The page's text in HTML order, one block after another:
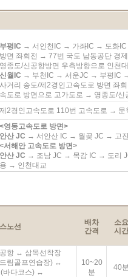
부평IC → 서인천IC → 가좌IC → 도화IC
방면 좌회전 → 77번 국도 남동공단 경
영종도/신공항방면 우측방향으로 인천
신월IC → 부천IC → 서운JC → 부평IC
사거리 송도/제2경인고속도로 방면 좌
속도로 방면으로 고가도로 → 영종도/신
제2경인고속도로 110번 고속도로 →
<영동고속도로 방면>
안산 JC → 서안산 IC → 월곶 JC → 고
<서해안 고속도로 방면>
안산 JC → 조남 JC → 목감 IC → 도리
용 → 인천대교
노선
배차
간격
소요
시간
항 ↔ 삼목선착장
림골프연습장) ↔
바다코스) ↔
10~20
분
40분